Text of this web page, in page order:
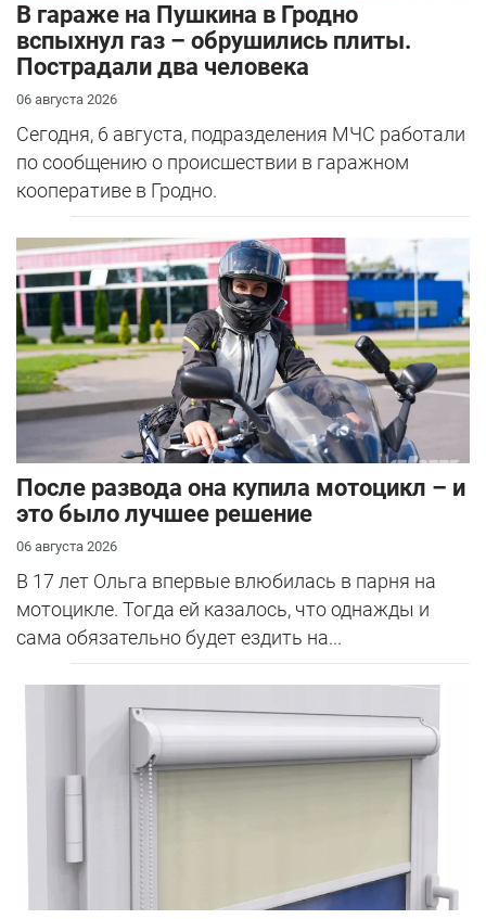
В гараже на Пушкина в Гродно
вспыхнул газ – обрушились плиты.
Пострадали два человека
06 августа 2026
Сегодня, 6 августа, подразделения МЧС работали
по сообщению о происшествии в гаражном
кооперативе в Гродно.
После развода она купила мотоцикл – и
это было лучшее решение
06 августа 2026
В 17 лет Ольга впервые влюбилась в парня на
мотоцикле. Тогда ей казалось, что однажды и
сама обязательно будет ездить на...